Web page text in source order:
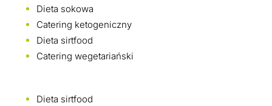
Dieta sokowa
Catering ketogeniczny
Dieta sirtfood
Catering wegetariański
Dieta sirtfood